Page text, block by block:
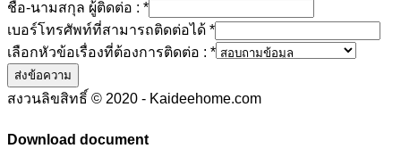
ชื่อ-นามสกุล ผู้ติดต่อ : *
เบอร์โทรศัพท์ที่สามารถติดต่อได้ *
เลือกหัวข้อเรื่องที่ต้องการติดต่อ : *
ส่งข้อความ
สงวนลิขสิทธิ์ © 2020 - Kaideehome.com
Download document